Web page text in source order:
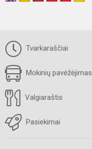
Tvarkaraščiai
Mokinių pavėžėjimas
Valgiaraštis
Pasiekimai